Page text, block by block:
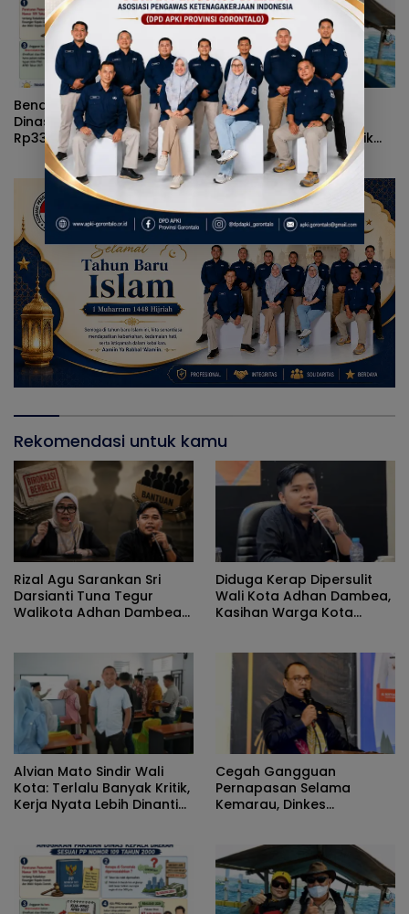
Benarkah Anggaran Baju
Dinas Gubernur Gorontalo
Rp339 Juta? Simak Fakta
Sebenarnya
Terjang Ombak Demi
Pulau Dudepo, Rusli
Habibie Resmikan Listrik
Perdana di Pulau Dudepo
Rekomendasi untuk kamu
Rizal Agu Sarankan Sri
Darsianti Tuna Tegur
Walikota Adhan Dambea
Diduga Kerap Dipersulit
Wali Kota Adhan Dambea,
Kasihan Warga Kota
Alvian Mato Sindir Wali
Kota: Terlalu Banyak Kritik,
Kerja Nyata Lebih Dinanti
Cegah Gangguan
Pernapasan Selama
Kemarau, Dinkes
Masker